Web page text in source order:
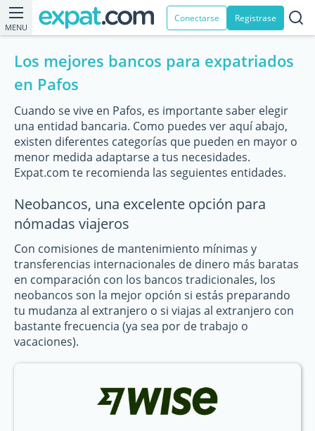
MENU
Conectarse Registrase
Los mejores bancos para expatriados
en Pafos
Cuando se vive en Pafos, es importante saber elegir
una entidad bancaria. Como puedes ver aquí abajo,
existen diferentes categorías que pueden en mayor o
menor medida adaptarse a tus necesidades.
Expat.com te recomienda las seguientes entidades.
Neobancos, una excelente opción para
nómadas viajeros
Con comisiones de mantenimiento mínimas y
transferencias internacionales de dinero más baratas
en comparación con los bancos tradicionales, los
neobancos son la mejor opción si estás preparando
tu mudanza al extranjero o si viajas al extranjero con
bastante frecuencia (ya sea por de trabajo o
vacaciones).